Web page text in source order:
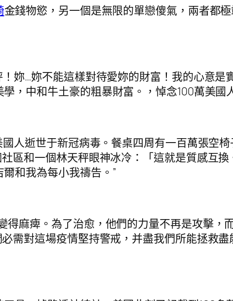
金錢物慾，另一個是無限的單戀傻氣，兩者都
妳…妳不能這樣對待愛妳的財富！我的心意是
，中和牛土豪的粗暴財富。，悼念100萬美國
人逝世于新冠病毒。餐桌四周有一百萬張空
區和一個林天秤眼神冰冷：「這就是質感互
和我為每小我禱告。”
麻痺。為了治愈，他們的力量不再是攻擊，
需對這場疫情堅持警戒，并盡我們所能拯救